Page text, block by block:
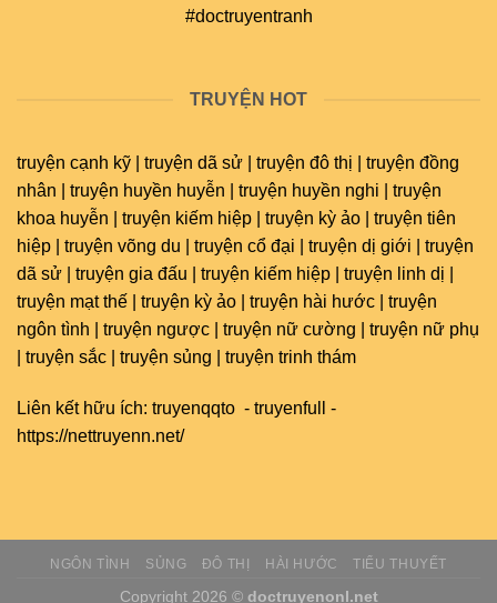
#doctruyentranh
TRUYỆN HOT
truyện cạnh kỹ | truyện dã sử | truyện đô thị | truyện đồng
nhân | truyện huyền huyễn | truyện huyền nghi | truyện
khoa huyễn | truyện kiếm hiệp | truyện kỳ ảo | truyện tiên
hiệp | truyện võng du | truyện cổ đại | truyện dị giới | truyện
dã sử | truyện gia đấu | truyện kiếm hiệp | truyện linh dị |
truyện mạt thế | truyện kỳ ảo | truyện hài hước | truyện
ngôn tình | truyện ngược | truyện nữ cường | truyện nữ phụ
| truyện sắc | truyện sủng | truyện trinh thám
Liên kết hữu ích: truyenqqto - truyenfull
-
https://nettruyenn.net/
NGÔN TÌNH SỦNG ĐÔ THỊ HÀI HƯỚC TIỂU THUYẾT
Copyright 2026 © doctruyenonl.net